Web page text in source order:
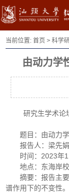
当前位置:首页 >科学
由动力学
研究生学术论
题目：由动力
报告人：梁先
时间：2023年
地点：东海岸
摘要：报告主
谱作用下的不变性